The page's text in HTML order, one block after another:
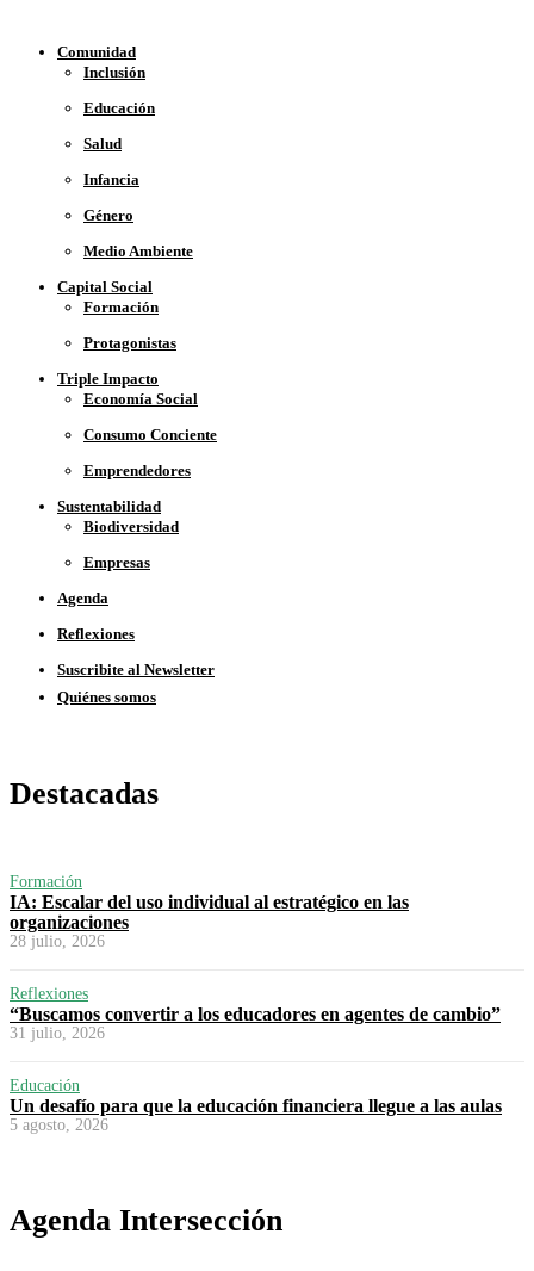
Comunidad
Inclusión
Educación
Salud
Infancia
Género
Medio Ambiente
Capital Social
Formación
Protagonistas
Triple Impacto
Economía Social
Consumo Conciente
Emprendedores
Sustentabilidad
Biodiversidad
Empresas
Agenda
Reflexiones
Suscribite al Newsletter
Quiénes somos
Destacadas
Formación
IA: Escalar del uso individual al estratégico en las
organizaciones
28 julio, 2026
Reflexiones
“Buscamos convertir a los educadores en agentes de cambio”
31 julio, 2026
Educación
Un desafío para que la educación financiera llegue a las aulas
5 agosto, 2026
Agenda Intersección